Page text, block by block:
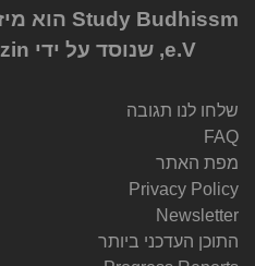
e.V, שנוסד על ידי Dr. Alexander Berzin
שלחו לנו תגובה
FAQ
מפת האתר
Privacy Policy
Newsletter
התוכן העדכני ביותר